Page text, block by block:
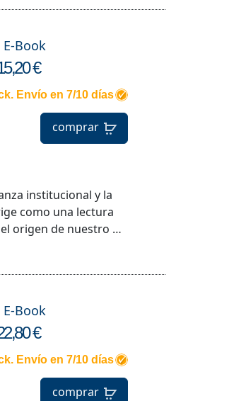
Book
€
Envío en 7/10 días
comprar
institucional y la
como una lectura
origen de nuestro …
Book
€
Envío en 7/10 días
comprar